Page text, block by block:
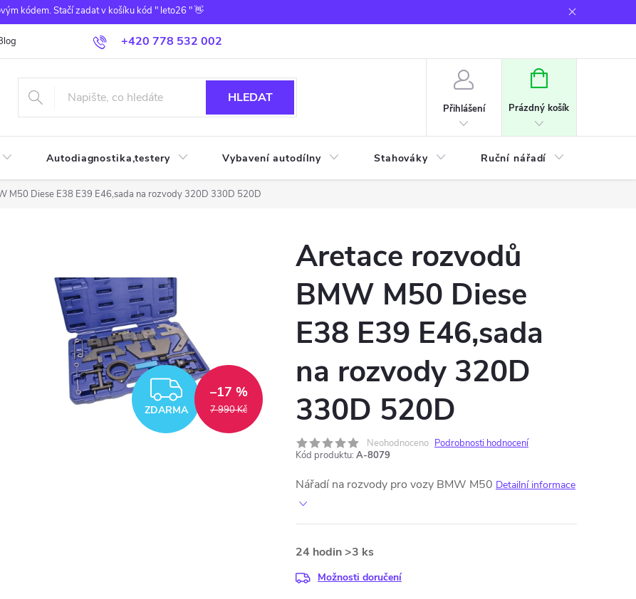
kódem. Stačí zadat v košíku kód " leto26 " 👋
+420 778 532 002
HLEDAT
Přihlášení
NÁKUPNÍ
Prázdný košík
Autodiagnostika,testery Vybavení autodílny Stahováky Ruční nářadí
M50 Diese E38 E39 E46,sada na rozvody 320D 330D 520D
ZDARMA
ZDARMA 7 990 Kč
–17 %
Aretace rozvodů
BMW M50 Diese
E38 E39 E46,sada
na rozvody 320D
330D 520D
Neohodnoceno Podrobnosti hodnocení
Kód produktu: A-8079
Nářadí na rozvody pro vozy BMW M50 Detailní informace
24 hodin >3 ks
Možnosti doručení